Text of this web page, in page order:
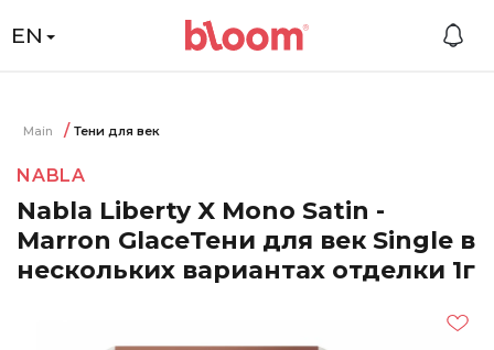
EN
Main Тени для век
NABLA
Nabla Liberty X Mono Satin -
Marron GlaceТени для век Single в
нескольких вариантах отделки 1г